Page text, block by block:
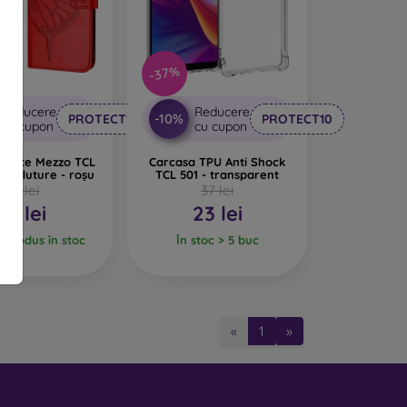
care pun accent pe originalitate și eleganță.
un accesoriu de modă. Sunt fabricate în
mai populare mărci includ Karl Lagerfeld,
un singur material, dar adesea sunt
fabricarea huselor pentru telefon. Se
se aplică foarte ușor pe telefon.
mai rigide decât cele din silicon, dar nu au o
și sunt foarte plăcute la atingere. Este
Reducere
cu cupon
PROTECT10
carte Mezzo TCL
fluture - roșu
52 lei
14 lei
produs în stoc
-37%
-10%
Reducere
cu cupon
PROTECT10
Carcasa TPU Anti Shock
TCL 501 - transparent
37 lei
23 lei
În stoc > 5 buc
« 1 »